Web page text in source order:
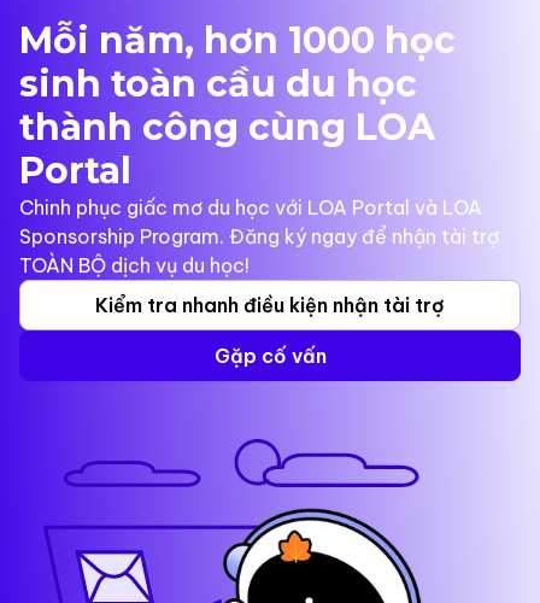
Mỗi năm, hơn 1000 học
sinh toàn cầu du học
thành công cùng LOA
Portal
Chinh phục giấc mơ du học với LOA Portal và LOA
Sponsorship Program. Đăng ký ngay để nhận tài trợ
TOÀN BỘ dịch vụ du học!
Kiểm tra nhanh điều kiện nhận tài trợ
Gặp cố vấn